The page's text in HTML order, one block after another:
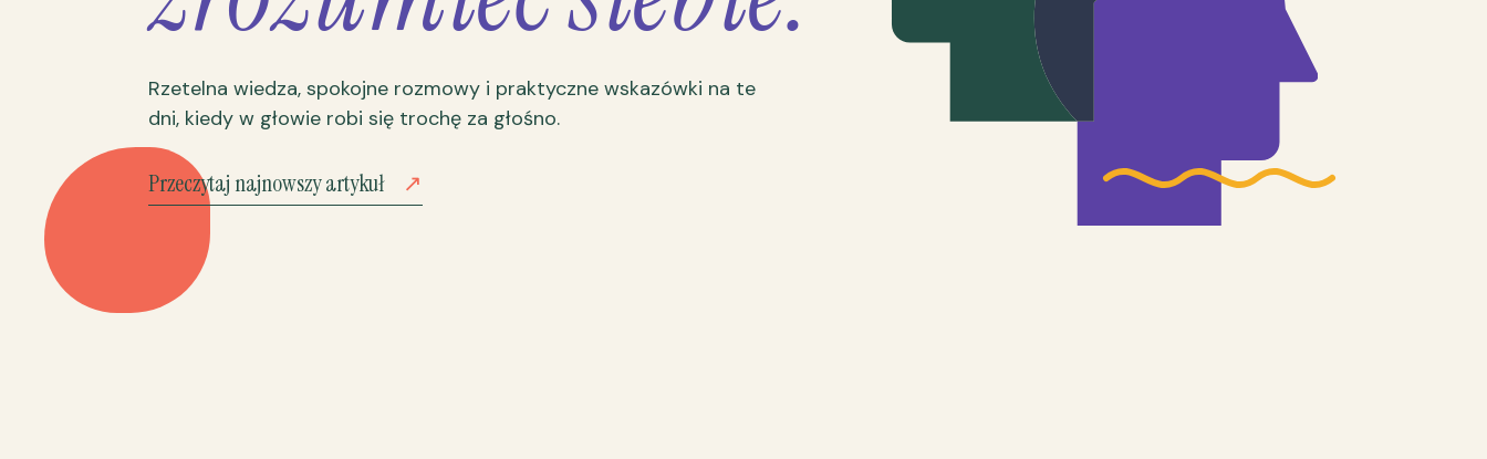
Rzetelna wiedza, spokojne rozmowy i praktyczne wskazówki na te
dni, kiedy w głowie robi się trochę za głośno.
Przeczytaj najnowszy artykuł ↗